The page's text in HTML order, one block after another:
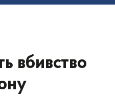
вбивство